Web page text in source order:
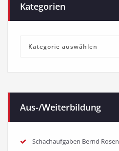
Kategorien
Kategorien
Aus-/Weiterbildung
Schachaufgaben Bernd Rosen